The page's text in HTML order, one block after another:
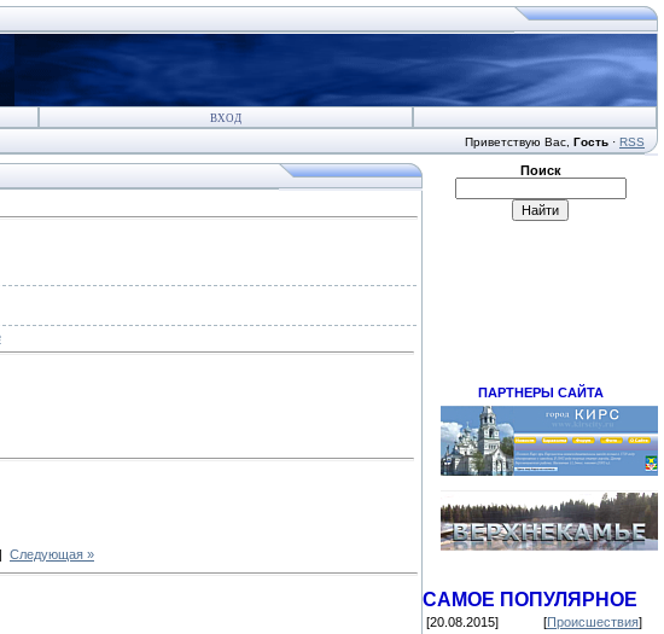
ВХОД
Приветствую Вас Гость · RSS
| Следующая »
Поиск
ПАРТНЕРЫ САЙТА
САМОЕ ПОПУЛЯРНОЕ
[20.08.2015] [Происшествия]